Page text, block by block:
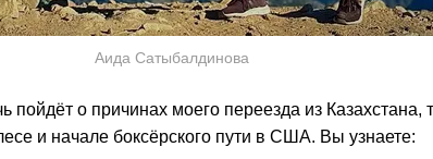
Аида Сатыбалдинова
пойдёт о причинах моего переезда из Казахстана,
и начале боксёрского пути в США. Вы узнаете: